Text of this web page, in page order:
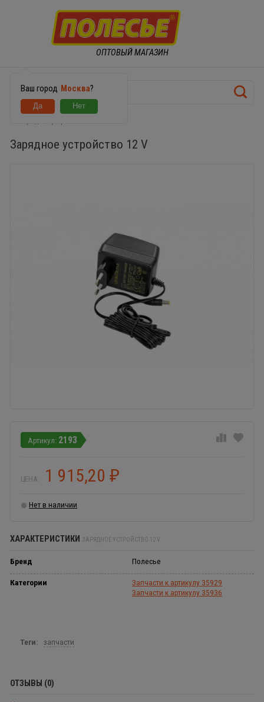
ОПТОВЫЙ МАГАЗИН
Ваш город Москва?
Зарядное устройство 12 V
2193
ЦЕНА: 1 915,20 ₽
Нет в наличии
ХАРАКТЕРИСТИКИ ЗАРЯДНОЕ УСТРОЙСТВО 12 V
Бренд Полесье
Категории
Запчасти к артикулу 35929
Запчасти к артикулу 35936
Теги: запчасти
ОТЗЫВЫ (0)